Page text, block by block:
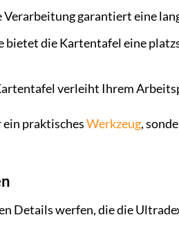
garantiert eine
bietet die Kartentafel eine
verleiht Ihrem
praktischesWerkzeug,
Details werfen, die die